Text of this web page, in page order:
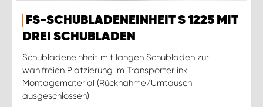
FS-SCHUBLADENEINHEIT S 1225 MIT
DREI SCHUBLADEN
Schubladeneinheit mit langen Schubladen zur
wahlfreien Platzierung im Transporter inkl.
Montagematerial (Rücknahme/Umtausch
ausgeschlossen)